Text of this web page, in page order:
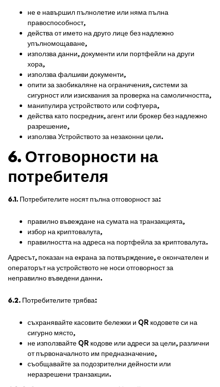
не е навършил пълнолетие или няма пълна
правоспособност,
действа от името на друго лице без надлежно
упълномощаване,
използва данни, документи или портфейли на други
хора,
използва фалшиви документи,
опити за заобикаляне на ограничения, системи за
сигурност или изисквания за проверка на самоличността,
манипулира устройството или софтуера,
действа като посредник, агент или брокер без надлежно
разрешение,
използва Устройството за незаконни цели.
6. Отговорности на
потребителя
6.1. Потребителите носят пълна отговорност за:
правилно въвеждане на сумата на транзакцията,
избор на криптовалута,
правилността на адреса на портфейла за криптовалута.
Адресът, показан на екрана за потвърждение, е окончателен и
операторът на устройството не носи отговорност за
неправилно въведени данни.
6.2. Потребителите трябва:
съхранявайте касовите бележки и QR кодовете си на
сигурно място,
не използвайте QR кодове или адреси за цели, различни
от първоначалното им предназначение,
съобщавайте за подозрителни дейности или
неразрешени транзакции.